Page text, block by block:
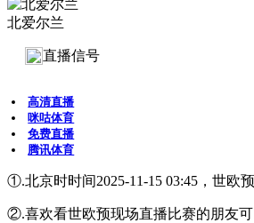
北爱尔兰
直播信号
高清直播
咪咕体育
免费直播
腾讯体育
①.北京时时间2025-11-15 03:45，世欧
②.喜欢看世欧预现场直播比赛的朋友